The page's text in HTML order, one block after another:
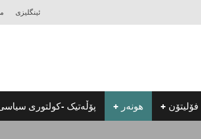
ئینگلیزی
فۆلیتۆن هونه‌ر پۆڵه‌تیک -كولتوری